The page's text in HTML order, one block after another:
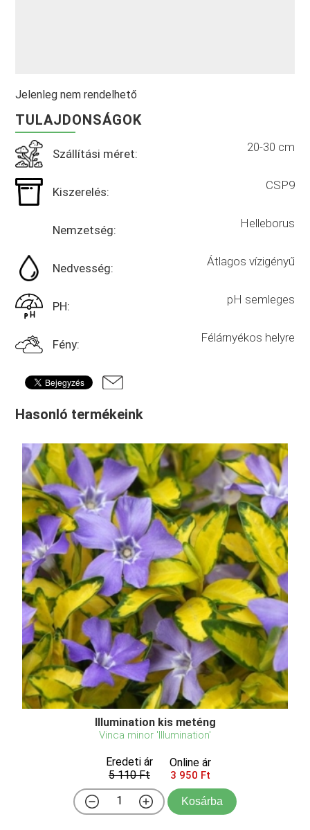
Jelenleg nem rendelhető
TULAJDONSÁGOK
Szállítási méret: 20-30 cm
Kiszerelés: CSP9
Nemzetség: Helleborus
Nedvesség: Átlagos vízigényű
PH: pH semleges
Fény: Félárnyékos helyre
Hasonló termékeink
Illumination kis meténg
Vinca minor 'Illumination'
Eredeti ár
5 110 Ft
Online ár
3 950 Ft
Kosárba